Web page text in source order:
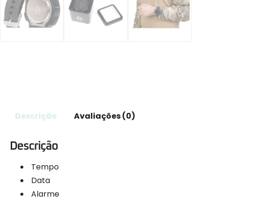
Descrição Avaliações (0)
Descrição
Tempo
Data
Alarme